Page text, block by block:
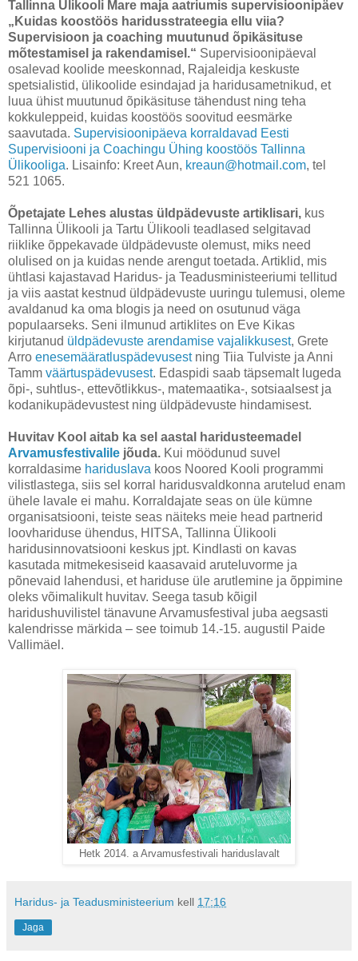
Tallinna Ülikooli Mare maja aatriumis supervisioonipäev
„Kuidas koostöös haridusstrateegia ellu viia?
Supervisioon ja coaching muutunud õpikäsituse
mõtestamisel ja rakendamisel.“ Supervisioonipäeval
osalevad koolide meeskonnad, Rajaleidja keskuste
spetsialistid, ülikoolide esindajad ja haridusametnikud, et
luua ühist muutunud õpikäsituse tähendust ning teha
kokkuleppeid, kuidas koostöös soovitud eesmärke
saavutada. Supervisioonipäeva korraldavad Eesti
Supervisiooni ja Coachingu Ühing koostöös Tallinna
Ülikooliga. Lisainfo: Kreet Aun, kreaun@hotmail.com, tel
521 1065.
Õpetajate Lehes alustas üldpädevuste artiklisari, kus
Tallinna Ülikooli ja Tartu Ülikooli teadlased selgitavad
riiklike õppekavade üldpädevuste olemust, miks need
olulised on ja kuidas nende arengut toetada. Artiklid, mis
ühtlasi kajastavad Haridus- ja Teadusministeeriumi tellitud
ja viis aastat kestnud üldpädevuste uuringu tulemusi, oleme
avaldanud ka oma blogis ja need on osutunud väga
populaarseks. Seni ilmunud artiklites on Eve Kikas
kirjutanud üldpädevuste arendamise vajalikkusest, Grete
Arro enesemääratluspädevusestning Tiia Tulviste ja Anni
Tamm väärtuspädevusest. Edaspidi saab täpsemalt lugeda
õpi-, suhtlus-, ettevõtlikkus-, matemaatika-, sotsiaalsest ja
kodanikupädevustest ning üldpädevuste hindamisest.
Huvitav Kool aitab ka sel aastal haridusteemadel
Arvamusfestivalile jõuda. Kui möödunud suvel
korraldasime hariduslava koos Noored Kooli programmi
vilistlastega, siis sel korral haridusvaldkonna arutelud enam
ühele lavale ei mahu. Korraldajate seas on üle kümne
organisatsiooni, teiste seas näiteks meie head partnerid
loovhariduse ühendus, HITSA, Tallinna Ülikooli
haridusinnovatsiooni keskus jpt. Kindlasti on kavas
kasutada mitmekesiseid kaasavaid aruteluvorme ja
põnevaid lahendusi, et hariduse üle arutlemine ja õppimine
oleks võimalikult huvitav. Seega tasub kõigil
haridushuvilistel tänavune Arvamusfestival juba aegsasti
kalendrisse märkida – see toimub 14.-15. augustil Paide
Vallimäel.
Hetk 2014. a Arvamusfestivali hariduslavalt
Haridus- ja Teadusministeerium kell 17:16
Jaga